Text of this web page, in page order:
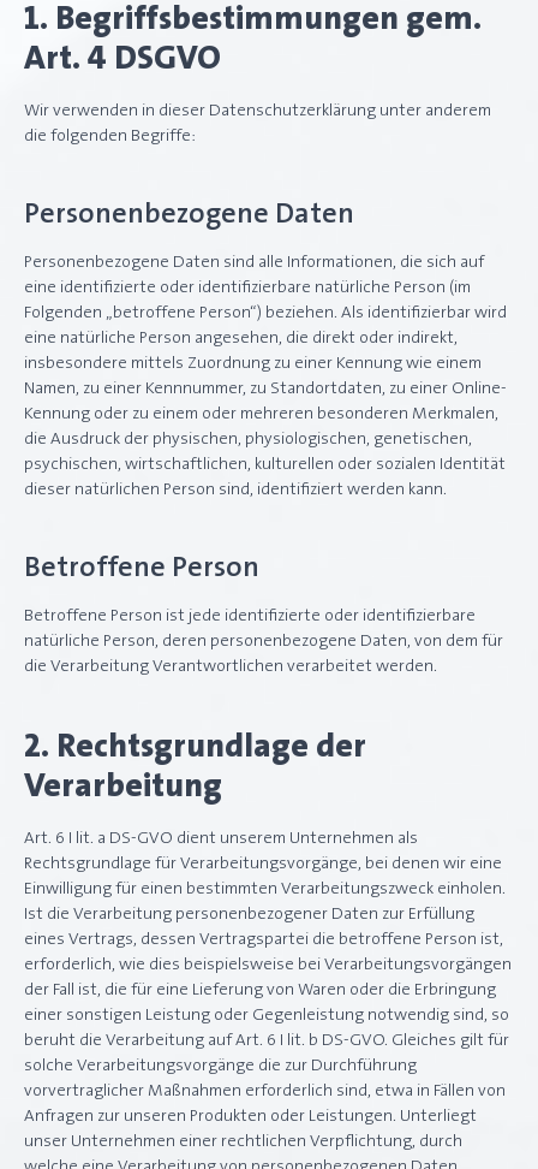
1. Begriffsbestimmungen gem.
Art. 4 DSGVO
Wir verwenden in dieser Datenschutzerklärung unter anderem
die folgenden Begriffe:
Personenbezogene Daten
Personenbezogene Daten sind alle Informationen, die sich auf
eine identifizierte oder identifizierbare natürliche Person (im
Folgenden „betroffene Person“) beziehen. Als identifizierbar wird
eine natürliche Person angesehen, die direkt oder indirekt,
insbesondere mittels Zuordnung zu einer Kennung wie einem
Namen, zu einer Kennnummer, zu Standortdaten, zu einer Online-
Kennung oder zu einem oder mehreren besonderen Merkmalen,
die Ausdruck der physischen, physiologischen, genetischen,
psychischen, wirtschaftlichen, kulturellen oder sozialen Identität
dieser natürlichen Person sind, identifiziert werden kann.
Betroffene Person
Betroffene Person ist jede identifizierte oder identifizierbare
natürliche Person, deren personenbezogene Daten, von dem für
die Verarbeitung Verantwortlichen verarbeitet werden.
2. Rechtsgrundlage der
Verarbeitung
Art. 6 I lit. a DS-GVO dient unserem Unternehmen als
Rechtsgrundlage für Verarbeitungsvorgänge, bei denen wir eine
Einwilligung für einen bestimmten Verarbeitungszweck einholen.
Ist die Verarbeitung personenbezogener Daten zur Erfüllung
eines Vertrags, dessen Vertragspartei die betroffene Person ist,
erforderlich, wie dies beispielsweise bei Verarbeitungsvorgängen
der Fall ist, die für eine Lieferung von Waren oder die Erbringung
einer sonstigen Leistung oder Gegenleistung notwendig sind, so
beruht die Verarbeitung auf Art. 6 I lit. b DS-GVO. Gleiches gilt für
solche Verarbeitungsvorgänge die zur Durchführung
vorvertraglicher Maßnahmen erforderlich sind, etwa in Fällen von
Anfragen zur unseren Produkten oder Leistungen. Unterliegt
unser Unternehmen einer rechtlichen Verpflichtung, durch